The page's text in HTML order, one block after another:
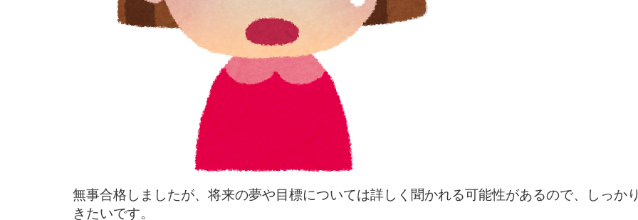
無事合格しましたが、将来の夢や目標については詳しく聞かれる可能性があるので、しっか
きたいです。